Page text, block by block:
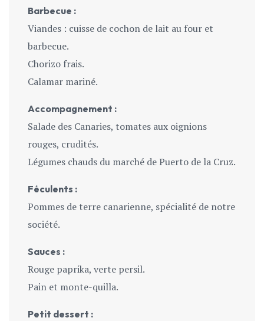
Barbecue :
Viandes : cuisse de cochon de lait au four et
barbecue.
Chorizo frais.
Calamar mariné.
Accompagnement :
Salade des Canaries, tomates aux oignions
rouges, crudités.
Légumes chauds du marché de Puerto de la Cruz.
Féculents :
Pommes de terre canarienne, spécialité de notre
société.
Sauces :
Rouge paprika, verte persil.
Pain et monte-quilla.
Petit dessert :